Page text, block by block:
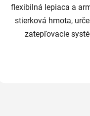
flexibilná lepiaca a
stierková hmota,
zatepľovacie